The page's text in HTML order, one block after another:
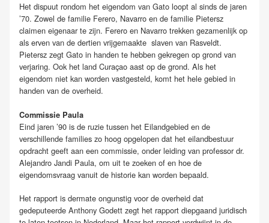
Het dispuut rondom het eigendom van Gato loopt al sinds de jaren
’70. Zowel de familie Ferero, Navarro en de familie Pietersz
claimen eigenaar te zijn. Ferero en Navarro trekken gezamenlijk op
als erven van de dertien vrijgemaakte slaven van Rasveldt.
Pietersz zegt Gato in handen te hebben gekregen op grond van
verjaring. Ook het land Curaçao aast op de grond. Als het
eigendom niet kan worden vastgesteld, komt het hele gebied in
handen van de overheid.
Commissie Paula
Eind jaren ’90 is de ruzie tussen het Eilandgebied en de
verschillende families zo hoog opgelopen dat het eilandbestuur
opdracht geeft aan een commissie, onder leiding van professor dr.
Alejandro Jandi Paula, om uit te zoeken of en hoe de
eigendomsvraag vanuit de historie kan worden bepaald.
Het rapport is dermate ongunstig voor de overheid dat
gedeputeerde Anthony Godett zegt het rapport diepgaand juridisch